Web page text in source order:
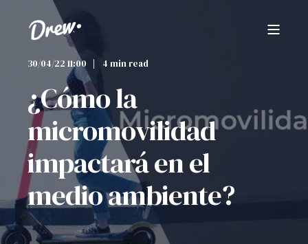
30/04/22 11:00 4 min read
¿Cómo la
micromovilidad
impactará en el
medio ambiente?